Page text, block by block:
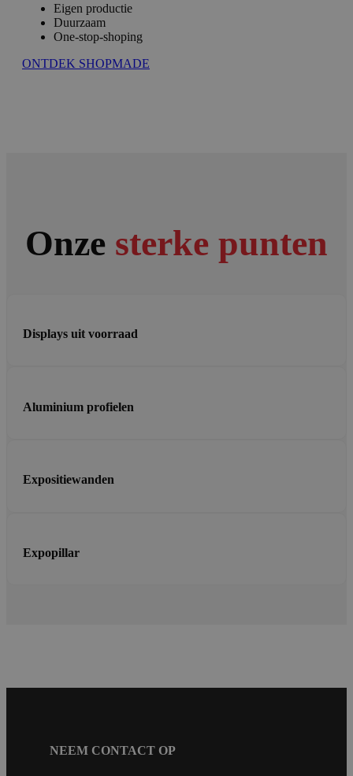
Eigen productie
Duurzaam
One-stop-shoping
ONTDEK SHOPMADE
Onze sterke punten
Displays uit voorraad
Aluminium profielen
Expositiewanden
Expopillar
NEEM CONTACT OP